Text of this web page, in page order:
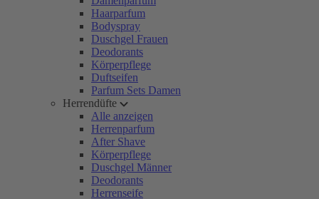
Haarparfum
Bodyspray
Duschgel Frauen
Deodorants
Körperpflege
Duftseifen
Parfum Sets Damen
Herrendüfte
Alle anzeigen
Herrenparfum
After Shave
Körperpflege
Duschgel Männer
Deodorants
Herrenseife